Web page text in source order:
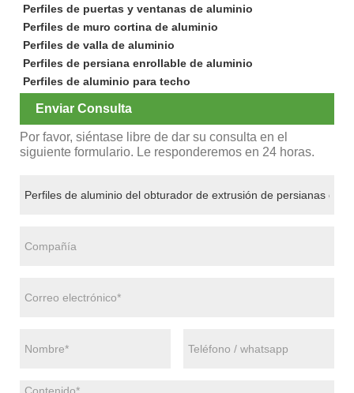
Perfiles de puertas y ventanas de aluminio
Perfiles de muro cortina de aluminio
Perfiles de valla de aluminio
Perfiles de persiana enrollable de aluminio
Perfiles de aluminio para techo
Enviar Consulta
Por favor, siéntase libre de dar su consulta en el
siguiente formulario. Le responderemos en 24 horas.